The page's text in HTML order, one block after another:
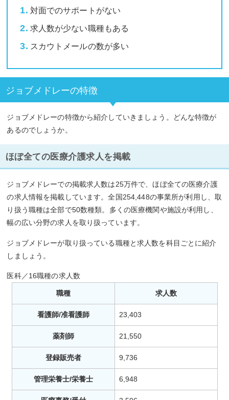
対面でのサポートがない
求人数が少ない職種もある
スカウトメールの数が多い
ジョブメドレーの特徴
ジョブメドレーの特徴から紹介していきましょう。どんな特徴が
あるのでしょうか。
ほぼ全ての医療介護求人を掲載
ジョブメドレーでの掲載求人数は25万件で、ほぼ全ての医療介護
の求人情報を掲載しています。全国254,448の事業所が利用し、取
り扱う職種は全部で50数種類。多くの医療機関や施設が利用し、
幅の広い分野の求人を取り扱っています。
ジョブメドレーが取り扱っている職種と求人数を科目ごとに紹介
しましょう。
医科／16職種の求人数
職種 求人数
看護師/准看護師 23,403
薬剤師 21,550
登録販売者 9,736
管理栄養士/栄養士 6,948